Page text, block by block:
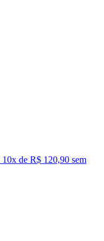
10x de R$ 120,90 sem